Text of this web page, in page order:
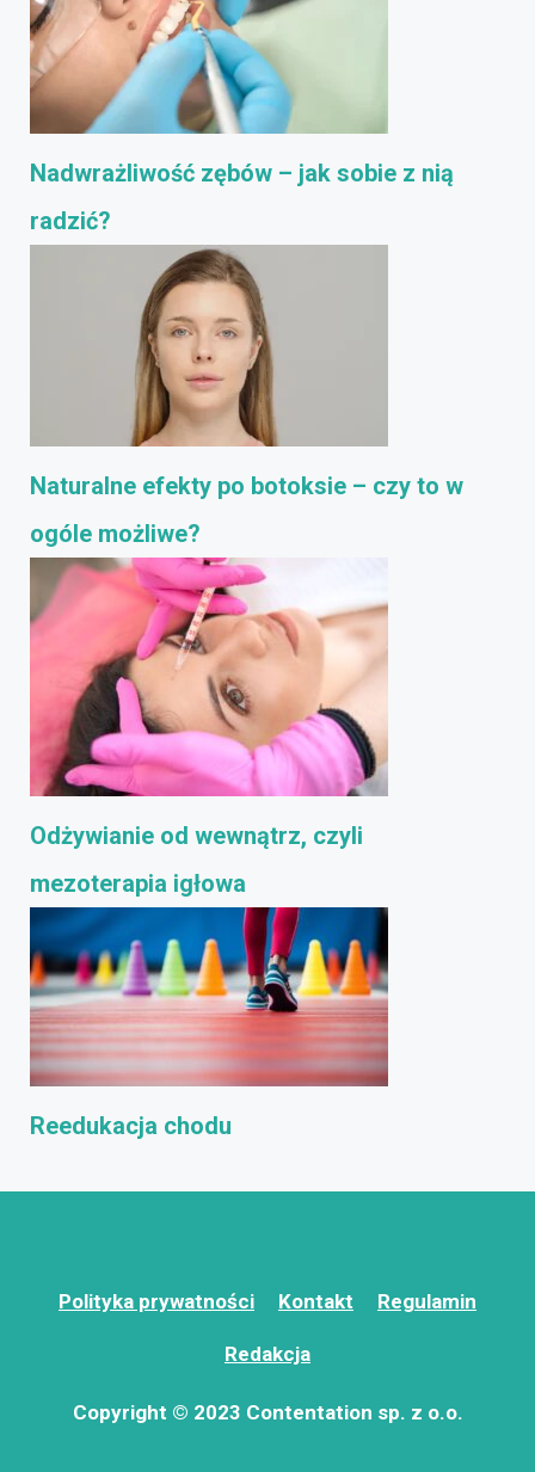
Nadwrażliwość zębów – jak sobie z nią
radzić?
Naturalne efekty po botoksie – czy to w
ogóle możliwe?
Odżywianie od wewnątrz, czyli
mezoterapia igłowa
Reedukacja chodu
Polityka prywatności Kontakt Regulamin
Redakcja
Copyright © 2023 Contentation sp. z o.o.